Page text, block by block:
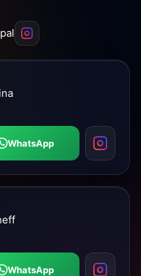
WhatsApp
WhatsApp